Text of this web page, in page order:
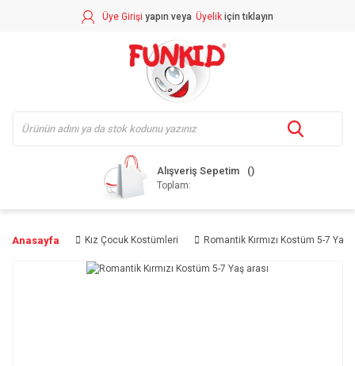
Üye Girişi yapın veya Üyelik için tıklayın
Alışveriş Sepetim
Toplam:
Anasayfa Kız Çocuk Kostümleri Romantik Kırmızı Kostüm 5-7 Yaş